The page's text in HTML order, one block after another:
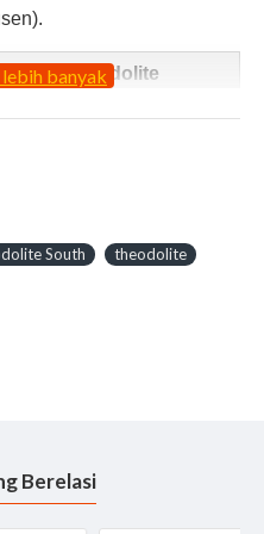
Theodolite
detection by
South
theodolite
Berelasi